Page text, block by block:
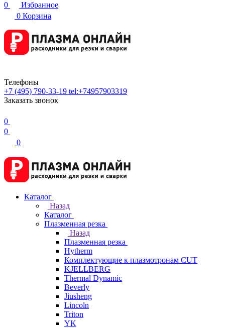
0
Избранное
0 Корзина
Телефоны
+7 (495) 790-33-19 tel:+74957903319
Заказать звонок
0
0
0
Каталог
Назад
Каталог
Плазменная резка
Назад
Плазменная резка
Hytherm
Комплектующие к плазмотронам CUT
KJELLBERG
Thermal Dynamic
Beverly
Jiusheng
Lincoln
Triton
YK